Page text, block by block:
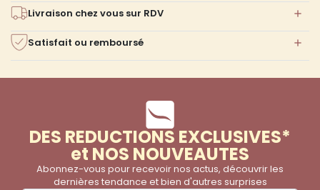
Livraison chez vous sur RDV
Satisfait ou remboursé
DES REDUCTIONS EXCLUSIVES*
et NOS NOUVEAUTES
Abonnez-vous pour recevoir nos actus, découvrir les
dernières tendance et bien d'autres surprises